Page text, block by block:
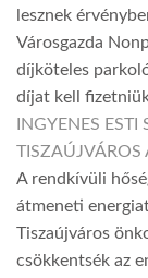
lesznek
Városgazda
díjköteles
díjat kell
INGYENES
TISZAÚJVÁROS
A rendkívüli
átmeneti
Tiszaújváros
csökkentsék az